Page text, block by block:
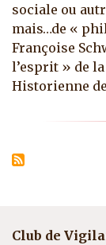
sociale ou
mais…de «
Françoise
l’esprit » de
Historienne
Club de